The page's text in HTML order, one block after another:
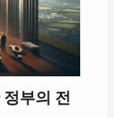
부의 전